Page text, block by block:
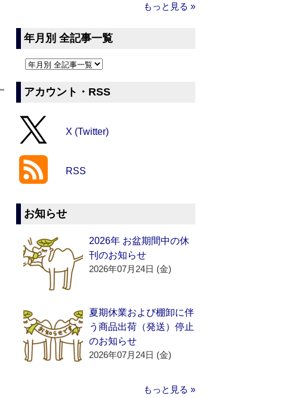
もっと見る »
年月別 全記事一覧
アカウント・RSS
X (Twitter)
RSS
お知らせ
2026年 お盆期間中の休
刊のお知らせ
2026年07月24日 (金)
夏期休業および棚卸に伴
う商品出荷（発送）停止
のお知らせ
2026年07月24日 (金)
もっと見る »